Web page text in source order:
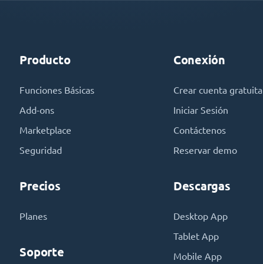
Producto
Funciones Básicas
Add-ons
Marketplace
Seguridad
Precios
Planes
Soporte
Conexión
Crear cuenta gratuita
Iniciar Sesión
Contáctenos
Reservar demo
Descargas
Desktop App
Tablet App
Mobile App